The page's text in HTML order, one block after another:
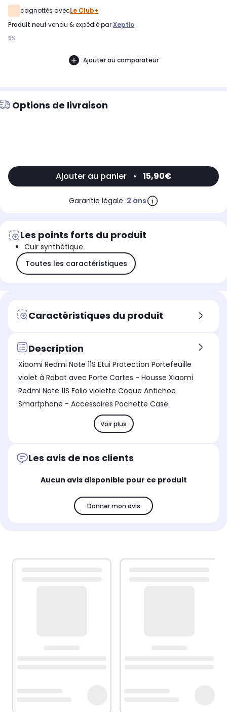
cagnottés avecLe Club+
produit neuf vendu & expédié parXeptio
5%
Ajouter au comparateur
Options de livraison
Ajouter au panier • 15,90€
Garantie légale :2 ans
Les points forts du produit
Cuir synthétique
Toutes les caractéristiques
Caractéristiques du produit
Description
Xiaomi Redmi Note 11S Etui Protection Portefeuille
violet à Rabat avec Porte Cartes - Housse Xiaomi
Redmi Note 11S Folio violette Coque Antichoc
Smartphone - Accessoires Pochette Case
Voir plus
Les avis de nos clients
Aucun avis disponible pour ce produit
Donner mon avis